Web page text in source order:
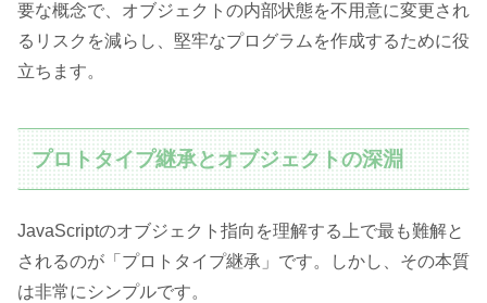
要な概念で、オブジェクトの内部状態を不用意に変更され
るリスクを減らし、堅牢なプログラムを作成するために役
立ちます。
プロトタイプ継承とオブジェクトの深淵
JavaScriptのオブジェクト指向を理解する上で最も難解と
されるのが「プロトタイプ継承」です。しかし、その本質
は非常にシンプルです。